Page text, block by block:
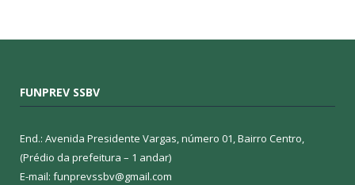
FUNPREV SSBV
End.: Avenida Presidente Vargas, número 01, Bairro Centro,
(Prédio da prefeitura – 1 andar)
E-mail: funprevssbv@gmail.com